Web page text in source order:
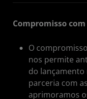
Compromisso
O
nos permite
do lançamento
parceria com
aprimoramos